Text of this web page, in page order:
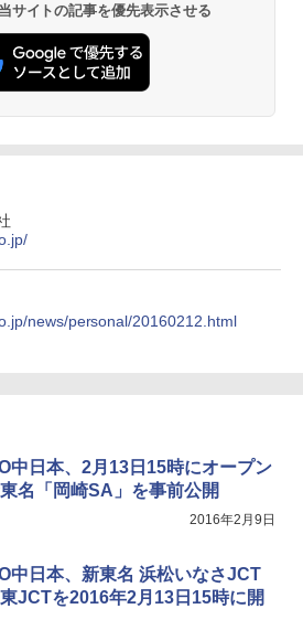
連続噴射30秒）110ml（連続噴射15
射程5～10m 安全ロック搭載 携帯収納袋
ヒグマ・イノシシ対策 自治体・教育機
購入実績 登山・キャンプ・アウトドア・
用品 長期保存可能 緊急時用 日本国内発
ステンレス保冷剤 2個セット 2
ニューアル 急速冷凍 空間倍増 衛生的
パクト 保冷力長持ち
エアーポンプ SUP用 20PSI 電動ポンプ
日光可読lcd 7種類ノズル付き
サイトの記事を優先表示させる
news/personal/20160212.html
中日本、2月13日15時にオープン
名「岡崎SA」を事前公開
2016年2月9日
中日本、新東名 浜松いなさJCT
JCTを2016年2月13日15時に開